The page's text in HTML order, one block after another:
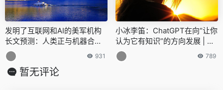
发明了互联网和AI的美军机构
长文预测：人类正与机器合二
为一！
931
小冰李笛：ChatGPT在向“让你
认为它有知识”的方向发展 | ME
ET 2023
789
暂无评论